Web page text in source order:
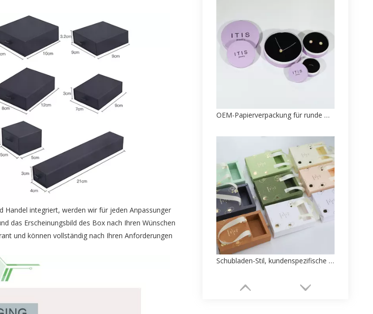
Handel integriert, werden wir für jeden Anpassunger
das Erscheinungsbild des Box nach Ihren Wünschen
und können vollständig nach Ihren Anforderungen
OEM-Papierverpackung für runde Ohrringe, bedruckte Fabrik aus China
Schubladen-Stil, kundenspezifische Jewel-Papier-Box-Fabrik